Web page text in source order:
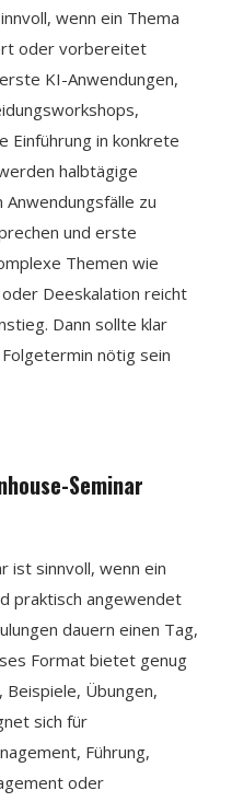
wenn ein Thema
oder vorbereitet
KI-Anwendungen,
Einführung in konkrete
halbtägige
zu
und erste
Themen wie
Deeskalation reicht
Dann sollte klar
nötig sein
Seminar
ist sinnvoll, wenn ein
praktisch angewendet
dauern einen Tag,
Format bietet genug
Beispiele, Übungen,
sich für
Führung,
oder